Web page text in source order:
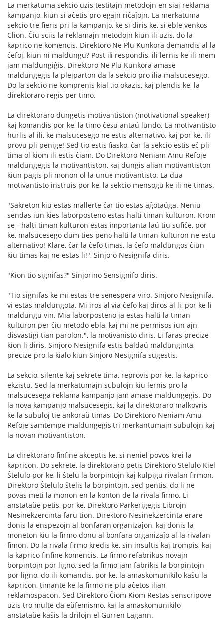
La merkatuma sekcio uzis testitajn metodojn en siaj reklama
kampanjo, kiun si aĉetis pro egajn riĉaĵojn. La merkatuma
sekcio tre fieris pri la kampanjo, ke si diris ke, si eble venkos
Clion. Ĉiu sciis la reklamajn metodojn kiun ili uzis, do la
kaprico ne komencis. Direktoro Ne Plu Kunkora demandis al la
ĉefoj, kiun ni maldungu? Post ili respondis, ili lernis ke ili mem
jam maldungiĝis. Direktoro Ne Plu Kunkora amase
maldungegis la plejparton da la sekcio pro ilia malsucesego.
Do la sekcio ne komprenis kial tio okazis, kaj plendis ke, la
direktoraro regis per timo.
La direktoraro dungetis motivantiston (motivational speaker)
kaj komandis por ke, la timo ĉesu antaŭ lundo. La motivantisto
hurlis al ili, ke malsucesego ne estis alternativo, kaj por ke, ili
provu pli penige! Sed tio estis fiasko, ĉar la sekcio estis eĉ pli
tima ol kiom ili estis ĉiam. Do Direktoro Neniam Amu Refoje
maldungegis la motivantiston, kaj dungis alian motivantiston
kiun pagis pli monon ol la unue motivantisto. La dua
motivantisto instruis por ke, la sekcio mensogu ke ili ne timas.
"Sakreton kiu estas mallerte ĉar tio estas aĝotaŭga. Neniu
sendas iun kies laborposteno estas halti timan kulturon. Krom
se - halti timan kulturon estas importanta laŭ tiu sufiĉe, por
ke, malsucesego dum ties peno halti la timan kulturon ne estu
alternativo! Klare, ĉar la ĉefo timas, la ĉefo maldungos ĉiun
kiu timas kaj ne estas li!", Sinjoro Nesignifa diris.
"Kion tio signifas?" Sinjorino Sensignifo diris.
"Tio signifas ke mi estas tre senespera viro. Sinjoro Nesignifa,
vi estas maldungota. Mi iros al via ĉefo kaj diros al li, por ke li
maldungu vin. Mia laborposteno ja estas halti la timan
kulturon per ĉiu metodo ebla, kaj mi ne permisos iun ajn
disvastigi tian parolon.", la motivanisto diris. Li faras precize
kion li diris. Sinjoro Nesignifa estis baldaŭ maldunginta,
precize pro la kialo kiun Sinjoro Nesignifa sugestis.
La sekcio, silente kaj sekrete tima, reprovis por ke, la kaprico
ekzistu. Sed la merkatumajn subulojn kiu lernis pro la
malsucesega reklama kampanjo jam amase maldungegis. Do
la nova kampanjo malsucesegis, kaj la direktoraro malkovris
ke la subuloj tie ankoraŭ timas. Do Direktoro Neniam Amu
Refoje samtempe maldungegis tri merkantumajn subulojn kaj
la novan motivantiston.
La direktoraro finfine akceptis ke, si neniel povos krei la
kapricon. Do sekrete, la direktoraro petis Direktoro Stelulo Kiel
Ŝtelulo por ke, li ŝtelu la borpintojn kaj kulpigu rivalan firmon.
Direktoro Ŝtelulo ŝtelis la borpintojn, sed pentis, do li ne
povas meti la monon en la konton de la rivala firmo. Li
anstataŭe petis, por ke, Direktoro Parkerigegis Librojn
Nesinekzercinta faru tion. Direktoro Nesinekzercinta erare
donis la enspezojn al bonfaran organizaĵon, kaj donis la
moneton kiu la firmo donu al bonfara organizaĵo al la rivalan
fimon. Do la rivala firmo kredis ke, sin insultis kaj trompis, kaj
la kaprico finfine komencis. La firmo refabrikus novajn
borpintojn por ligno, sed la firmo jam fabrikis la borpintojn
por ligno, do ili komandis, por ke, la amaskomunikilo kaŝu la
kapricon, timante ke la firmo ne plu aĉetos ilian
reklamospacon. Sed Direktoro Ĉiom Kiom Restas senscripove
uzis tro multe da eŭfemismo, kaj la amaskomunikilo
anstataŭe kaŝis la drilojn el Gurren Lagann.